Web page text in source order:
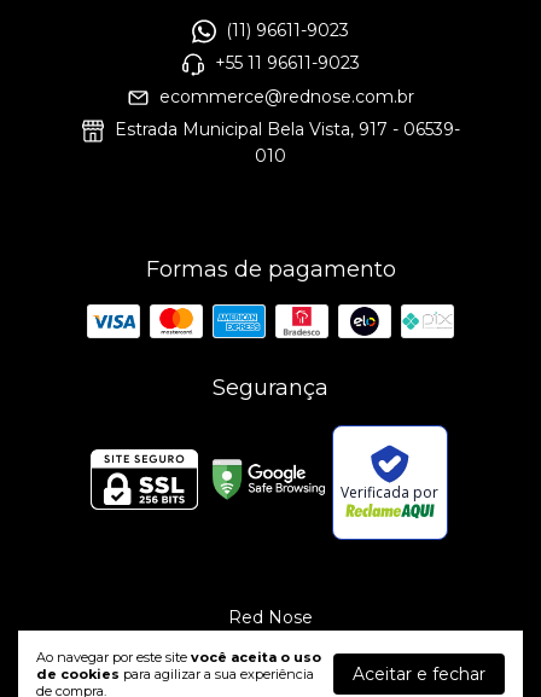
Ao navegar por este site você aceita o uso
de cookies para agilizar a sua experiência
de compra.
Aceitar e fechar
(11) 96611-9023
+55 11 96611-9023
ecommerce@rednose.com.br
Estrada Municipal Bela Vista, 917 - 06539-
010
Formas de pagamento
Segurança
Verificada por
Red Nose